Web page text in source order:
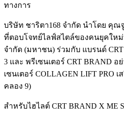
ทางการ
บริษัท ชาริตา168 จำกัด นำโดย คุ
ที่ตอบโจทย์ไลฟ์สไตล์ของคนยุคให
จำกัด (มหาชน) ร่วมกับ แบรนด์
3 และ พรีเซนเตอร์ CRT BRAND
เซนเตอร์ COLLAGEN LIFT
คลอง 9)
สำหรับไฮไลต์ CRT BRAND X